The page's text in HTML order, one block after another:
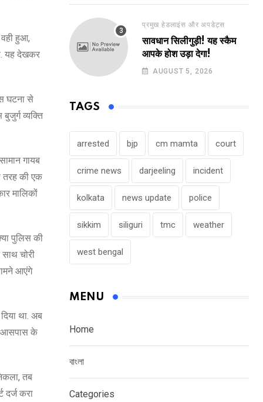
हुआ,
यह देखकर
घटना से
व्यक्ति
गायब
तरह की एक
मालिकों
पुलिस की
चोरी
आएंगे
था. अब
आसपास के
तब
दर्ज करा
प्रमुख हेडलाइंस और अपडेट्स
सावधान सिलीगुड़ी! यह स्कैम
आपके होश उड़ा देगा!
AUGUST 5, 2026
TAGS
arrested bjp cm mamta court
crime news darjeeling incident
kolkata news update police
sikkim siliguri tmc weather
west bengal
MENU
Home
বাংলা
Categories